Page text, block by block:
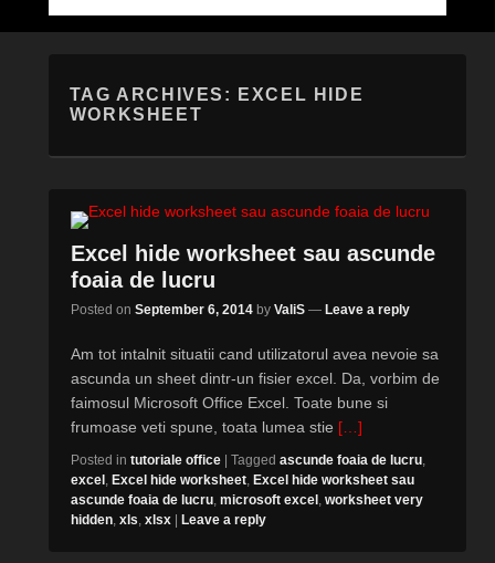
TAG ARCHIVES:
EXCEL HIDE
WORKSHEET
Excel hide worksheet sau ascunde
foaia de lucru
Posted on September 6, 2014 by ValiS — Leave a reply
Am tot intalnit situatii cand utilizatorul avea nevoie sa
ascunda un sheet dintr-un fisier excel. Da, vorbim de
faimosul Microsoft Office Excel. Toate bune si
frumoase veti spune, toata lumea stie […]
Posted in tutoriale office Tagged ascunde foaia de lucru,
excel , Excel hide worksheet, Excel hide worksheet sau
ascunde foaia de lucru, microsoft excel , worksheet very
hidden, xls, xlsx Leave a reply